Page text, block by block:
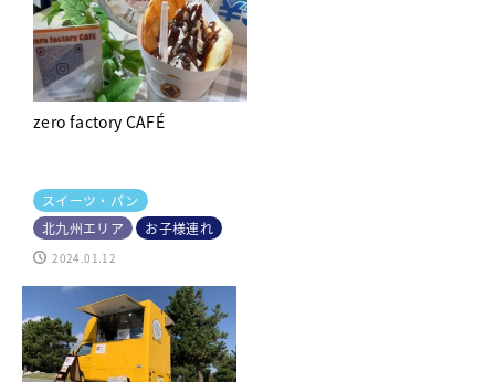
zero factory CAFÉ
スイーツ・パン
北九州エリア
お子様連れ
2024.01.12